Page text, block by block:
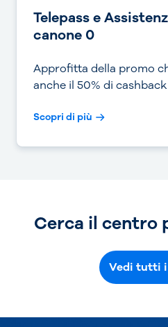
Telepass e
canone 0
Approfitta della promo
anche il 50% di
Scopri di più
Cerca il centro
Vedi tutti